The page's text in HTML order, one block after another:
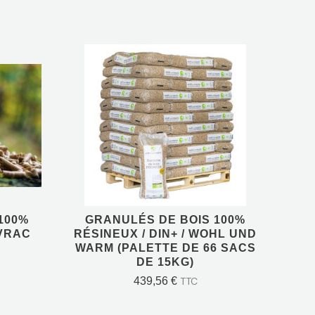
GRANULÉS DE BOIS 100%
RÉSINEUX / DIN+ / WOHL UND
WARM (PALETTE DE 66 SACS
DE 15KG)
439,56 € TTC
GRANULÉS DE BOIS 100%
RÉSINEUX / DIN+ / WOHL
UND WARM (PALETTE DE
66 SACS DE 15KG)
439,56€ TTC
AJOUTER AU PANIER